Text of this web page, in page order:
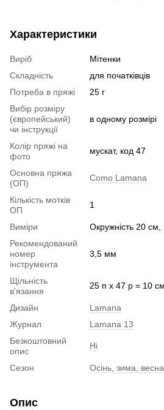
Характеристики
Виріб
Мітенки
Складність
для початківців
Потреба в пряжі
25 г
Вибір розміру
(європейський)
чи інструкції
в одному розмірі
Колір пряжі на
фото
мускат, код 47
Основна пряжа
(ОП)
Como Lamana
Кількість мотків
ОП
1
Виміри
Окружність 20
Рекомендований
номер
інструмента
3,5 мм
Щільність
в'язання
25 п х 47 р = 10
Дизайн
Lamana
Журнал
Lamana 13
Безкоштовний
опис
Ні
Сезон Осінь, зима, весна
Опис